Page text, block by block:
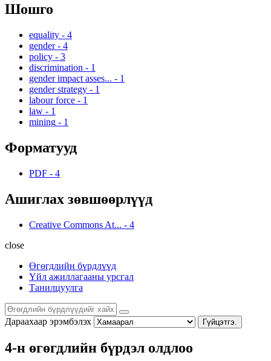
Шошго
equality - 4
gender - 4
policy - 3
discrimination - 1
gender impact asses... - 1
gender strategy - 1
labour force - 1
law - 1
mining - 1
Форматууд
PDF - 4
Ашиглах зөвшөөрлүүд
Creative Commons At... - 4
close
Өгөгдлийн бүрдлүүд
Үйл ажиллагааны урсгал
Танилцуулга
Дараахаар эрэмбэлэх Гүйцэтгэ.
4-н өгөгдлийн бүрдэл олдлоо